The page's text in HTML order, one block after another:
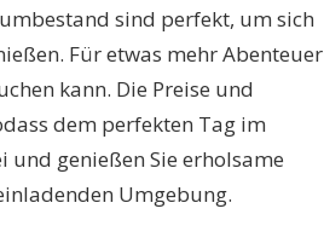
sind perfekt, um sich
Für etwas mehr Abenteuer
kann. Die Preise und
dem perfekten Tag im
und genießen Sie erholsame
Umgebung.